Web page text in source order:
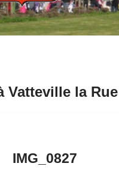
Vatteville la Rue
IMG_0827